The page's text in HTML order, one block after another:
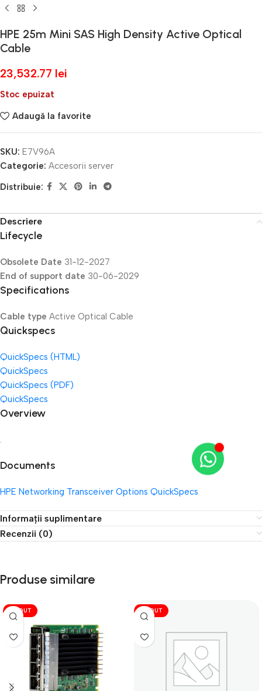
HPE 25m Mini SAS High Density Active Optical
Cable
23,532.77 lei
Stoc epuizat
Adaugă la favorite
SKU: E7V96A
Categorie: Accesorii server
Distribuie:
Descriere
Lifecycle
Obsolete Date 31-12-2027
End of support date 30-06-2029
Specifications
Cable type Active Optical Cable
Quickspecs
QuickSpecs (HTML)
QuickSpecs
QuickSpecs (PDF)
QuickSpecs
Overview
.
Documents
HPE Networking Transceiver Options QuickSpecs
Informații suplimentare
Recenzii (0)
Produse similare
VÎNDUT VÎNDUT